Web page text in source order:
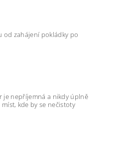
od zahájení pokládky po
je nepříjemná a nikdy úplně
kde by se nečistoty